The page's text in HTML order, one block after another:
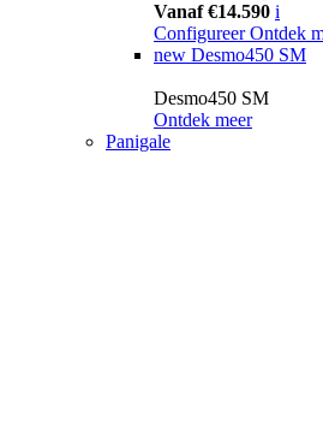
Vanaf €14.590 i
Configureer Ontdek
new Desmo450 SM
Desmo450 SM
Ontdek meer
Panigale